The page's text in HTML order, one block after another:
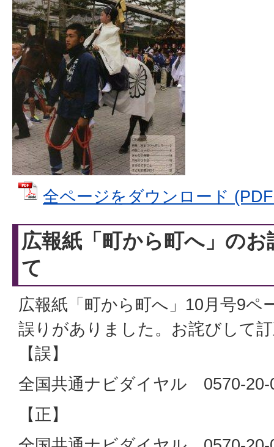
全ページをダウンロード
広報紙「町から町へ」の
て
広報紙「町から町へ」10月号9ペ
誤りがありました。お詫びして
【誤】
全国共通ナビダイヤル 0570-20-
【正】